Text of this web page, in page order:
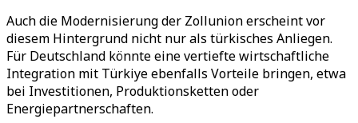
Auch die Modernisierung der Zollunion erscheint vor
diesem Hintergrund nicht nur als türkisches Anliegen.
Für Deutschland könnte eine vertiefte wirtschaftliche
Integration mit Türkiye ebenfalls Vorteile bringen, etwa
bei Investitionen, Produktionsketten oder
Energiepartnerschaften.